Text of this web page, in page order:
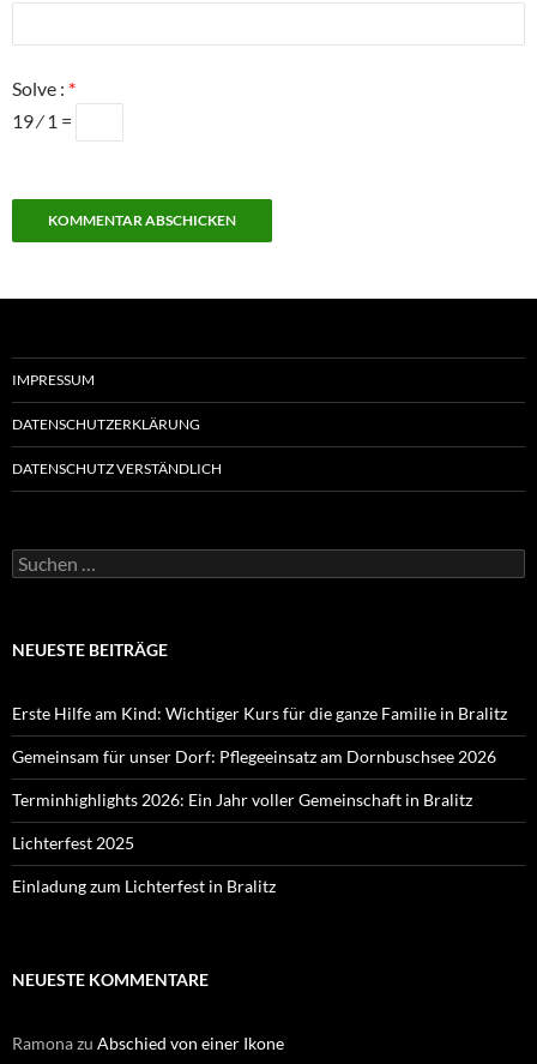
Solve : *
19 ⁄ 1 =
IMPRESSUM
DATENSCHUTZERKLÄRUNG
DATENSCHUTZ VERSTÄNDLICH
Suchen
nach:
NEUESTE BEITRÄGE
Erste Hilfe am Kind: Wichtiger Kurs für die ganze Familie in Bralitz
Gemeinsam für unser Dorf: Pflegeeinsatz am Dornbuschsee 2026
Terminhighlights 2026: Ein Jahr voller Gemeinschaft in Bralitz
Lichterfest 2025
Einladung zum Lichterfest in Bralitz
NEUESTE KOMMENTARE
Ramonazu Abschied von einer Ikone